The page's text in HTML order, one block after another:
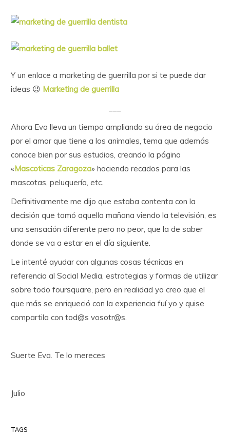
Y un enlace a marketing de guerrilla por si te puede dar
ideas 😉 Marketing de guerrilla
Ahora Eva lleva un tiempo ampliando su área de negocio
por el amor que tiene a los animales, tema que además
conoce bien por sus estudios, creando la página
«Mascoticas Zaragoza» haciendo recados para las
mascotas, peluquería, etc.
Definitivamente me dijo que estaba contenta con la
decisión que tomó aquella mañana viendo la televisión, es
una sensación diferente pero no peor, que la de saber
donde se va a estar en el día siguiente.
Le intenté ayudar con algunas cosas técnicas en
referencia al Social Media, estrategias y formas de utilizar
sobre todo foursquare, pero en realidad yo creo que el
que más se enriqueció con la experiencia fuí yo y quise
compartila con tod@s vosotr@s.
Suerte Eva. Te lo mereces
Julio
TAGS